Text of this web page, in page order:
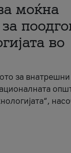
моќна
во
за